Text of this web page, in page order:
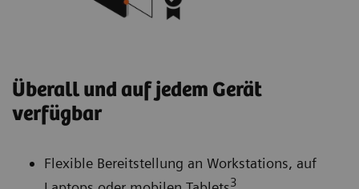
Überall und auf jedem Gerät
verfügbar
Flexible Bereitstellung an Workstations, auf
3